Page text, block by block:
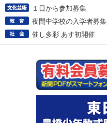
１日から参加募集
夜間中学校の入学者募集
催し多彩 あす初開催